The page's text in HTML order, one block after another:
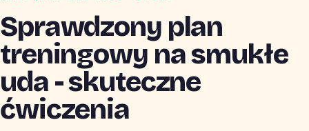
Sprawdzony plan
treningowy na smukłe
uda - skuteczne
ćwiczenia